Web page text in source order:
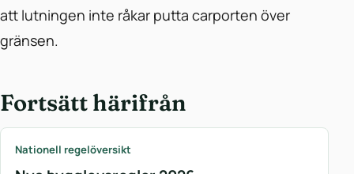
att lutningen inte råkar putta carporten över
gränsen.
Fortsätt härifrån
Nationell regelöversikt